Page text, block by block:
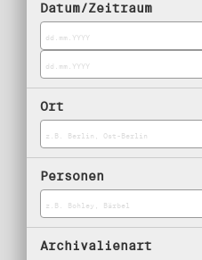
Datum/Zeitraum
Ort
Personen
Archivalienart